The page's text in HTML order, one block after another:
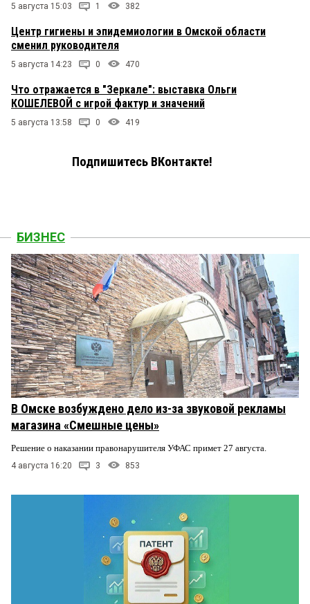
5 августа 15:03 1 382
Центр гигиены и эпидемиологии в Омской области
сменил руководителя
5 августа 14:23 0 470
Что отражается в "Зеркале": выставка Ольги
КОШЕЛЕВОЙ с игрой фактур и значений
5 августа 13:58 0 419
Подпишитесь ВКонтакте!
БИЗНЕС
В Омске возбуждено дело из-за звуковой рекламы
магазина «Смешные цены»
Решение о наказании правонарушителя УФАС примет 27 августа.
4 августа 16:20 3 853